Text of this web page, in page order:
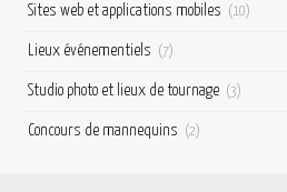
Sites web et applications mobiles (10)
Lieux événementiels (7)
Studio photo et lieux de tournage (3)
Concours de mannequins (2)